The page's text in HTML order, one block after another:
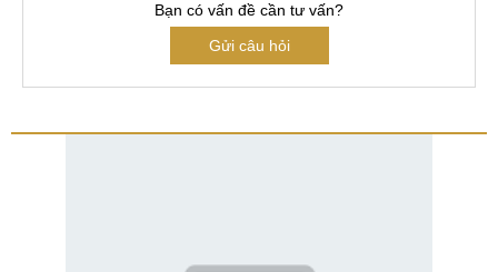
Bạn có vấn đề cần tư vấn?
Gửi câu hỏi